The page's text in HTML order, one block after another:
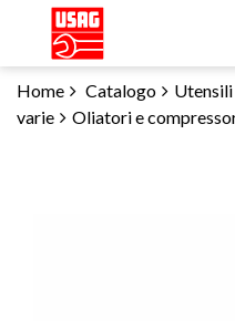
Home Catalogo
varie
Oliatori e